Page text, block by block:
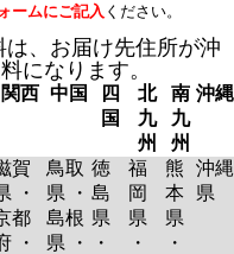
ームにご記入 ください。
、お届け先住所が沖
になります。
関西 中国
四
国
北
九
州
南
九
州
沖縄
賀
・
都
・
鳥取
県 ・
島根
県 ・
徳
島
県
・
福
岡
県
・
熊
本
県
・
沖縄
県